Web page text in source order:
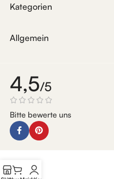
Kategorien
Allgemein
4,5/5
Bitte bewerte uns